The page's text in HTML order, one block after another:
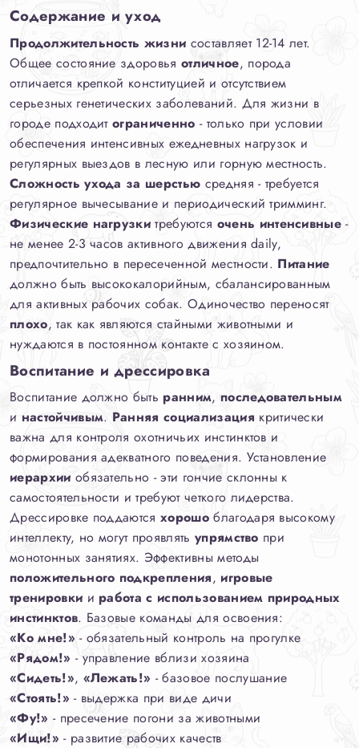
Содержание и уход
Продолжительность жизни составляет 12-14 лет.
Общее состояние здоровьяотличное, порода
отличается крепкой конституцией и отсутствием
серьезных генетических заболеваний. Для жизни в
городе подходитограниченно - только при условии
обеспечения интенсивных ежедневных нагрузок и
регулярных выездов в лесную или горную местность.
Сложность ухода за шерстью средняя - требуется
регулярное вычесывание и периодический тримминг.
Физические нагрузки требуются очень интенсивные -
не менее 2-3 часов активного движения daily,
предпочтительно в пересеченной местности. Питание
должно быть высококалорийным, сбалансированным
для активных рабочих собак. Одиночество переносят
плохо, так как являются стайными животными и
нуждаются в постоянном контакте с хозяином.
Воспитание и дрессировка
Воспитание должно быть ранним, последовательным
и настойчивым. Ранняя социализация критически
важна для контроля охотничьих инстинктов и
формирования адекватного поведения. Установление
иерархии обязательно - эти гончие склонны к
самостоятельности и требуют четкого лидерства.
Дрессировке поддаютсяхорошоблагодаря высокому
интеллекту, но могут проявлять упрямство при
монотонных занятиях. Эффективны методы
положительного подкрепления, игровые
тренировки и работа с использованием природных
инстинктов. Базовые команды для освоения:
«Ко мне!» - обязательный контроль на прогулке
«Рядом!» - управление вблизи хозяина
«Сидеть!», «Лежать!» - базовое послушание
«Стоять!» - выдержка при виде дичи
«Фу!» - пресечение погони за животными
«Ищи!» - развитие рабочих качеств